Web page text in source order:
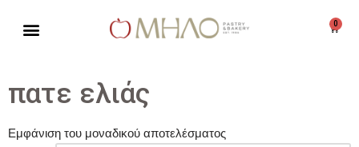
0
πατε ελιάς
Εμφάνιση του μοναδικού αποτελέσματος